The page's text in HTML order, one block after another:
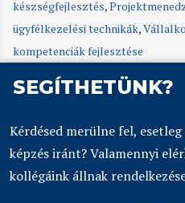
készségfejlesztés,
ügyfélkezelési technikák,
kompetenciák fejlesztése
SEGÍTHETÜNK?
Kérdésed merülne fel,
képzés iránt? Valamennyi
kollégáink állnak